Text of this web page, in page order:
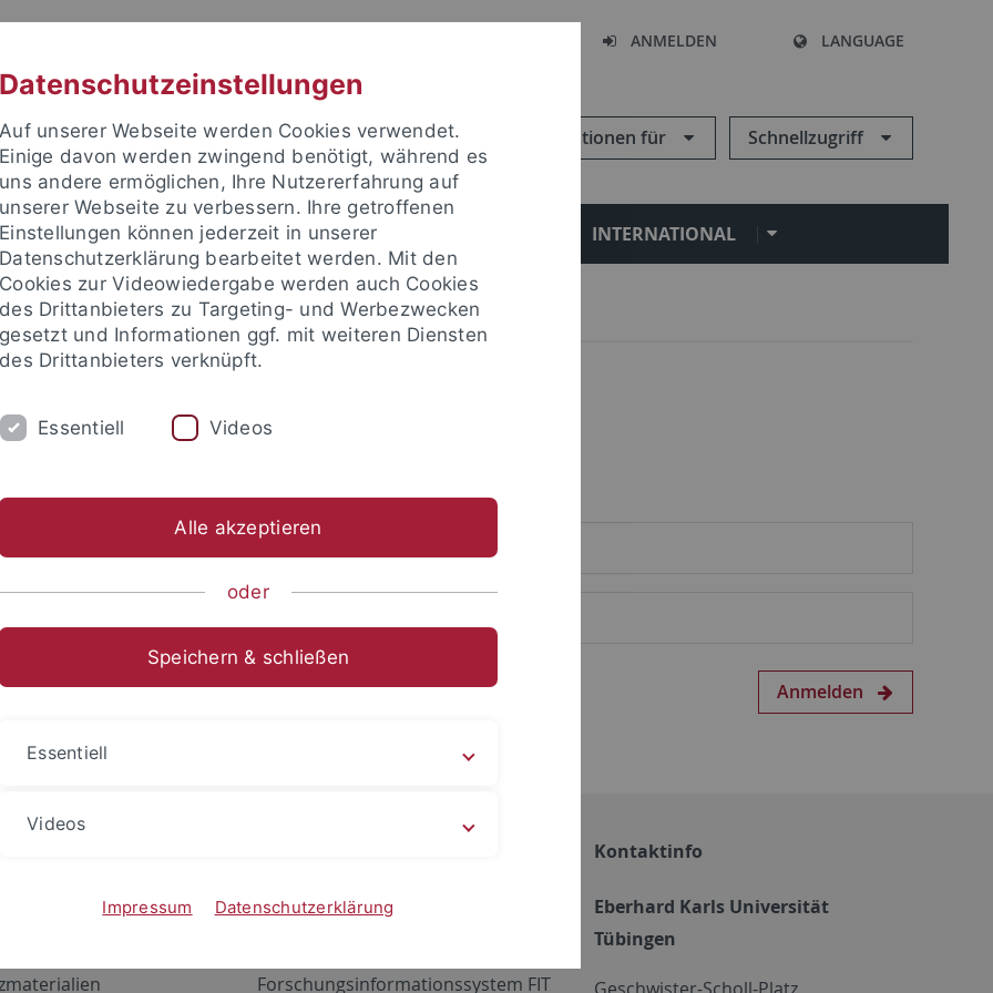
ANMELDEN LANGUAGE
Informationen für Schnellzugriff
FORSCHUNG EINRICHTUNGEN INTERNATIONAL
um sich anzumelden:
Anmelden
Netzwerk
ALMA
Forschungsinformationssystem FIT
Kontaktinfo
Eberhard Karls Universität
Tübingen
Datenschutzeinstellungen
Auf unserer Webseite werden Cookies verwendet.
Einige davon werden zwingend benötigt, während es
uns andere ermöglichen, Ihre Nutzererfahrung auf
unserer Webseite zu verbessern. Ihre getroffenen
Einstellungen können jederzeit in unserer
Datenschutzerklärung bearbeitet werden. Mit den
Cookies zur Videowiedergabe werden auch Cookies
des Drittanbieters zu Targeting- und Werbezwecken
gesetzt und Informationen ggf. mit weiteren Diensten
des Drittanbieters verknüpft.
Essentiell Videos
Alle akzeptieren
oder
Speichern & schließen
Essentiell
Videos
Impressum Datenschutzerklärung